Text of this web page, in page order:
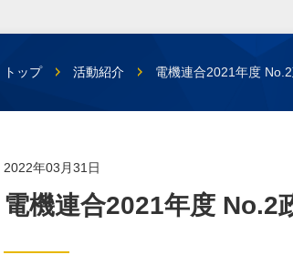
トップ 活動紹介 電機連合2021年度
2022年03月31日
電機連合2021年度 No.2